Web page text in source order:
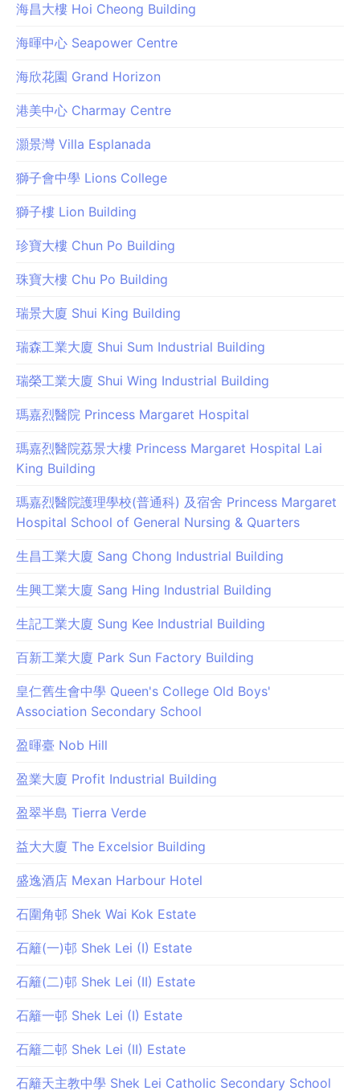
海昌大樓 Hoi Cheong Building
海暉中心 Seapower Centre
海欣花園 Grand Horizon
港美中心 Charmay Centre
灝景灣 Villa Esplanada
獅子會中學 Lions College
獅子樓 Lion Building
珍寶大樓 Chun Po Building
珠寶大樓 Chu Po Building
瑞景大廈 Shui King Building
瑞森工業大廈 Shui Sum Industrial Building
瑞榮工業大廈 Shui Wing Industrial Building
瑪嘉烈醫院 Princess Margaret Hospital
瑪嘉烈醫院荔景大樓 Princess Margaret Hospital Lai
King Building
瑪嘉烈醫院護理學校(普通科) 及宿舍 Princess Margaret
Hospital School of General Nursing & Quarters
生昌工業大廈 Sang Chong Industrial Building
生興工業大廈 Sang Hing Industrial Building
生記工業大廈 Sung Kee Industrial Building
百新工業大廈 Park Sun Factory Building
皇仁舊生會中學 Queen's College Old Boys'
Association Secondary School
盈暉臺 Nob Hill
盈業大廈 Profit Industrial Building
盈翠半島 Tierra Verde
益大大廈 The Excelsior Building
盛逸酒店 Mexan Harbour Hotel
石圍角邨 Shek Wai Kok Estate
石籬(一)邨 Shek Lei (I) Estate
石籬(二)邨 Shek Lei (II) Estate
石籬一邨 Shek Lei (I) Estate
石籬二邨 Shek Lei (II) Estate
石籬天主教中學 Shek Lei Catholic Secondary School